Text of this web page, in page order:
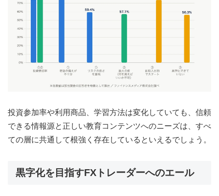
投資参加率や利用商品、学習方法は変化していても、信頼
できる情報源と正しい教育コンテンツへのニーズは、すべ
ての層に共通して根強く存在しているといえるでしょう。
黒字化を目指すFXトレーダーへのエール